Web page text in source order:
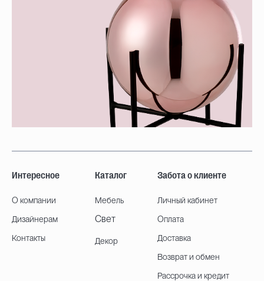
Интересное
О компании
Дизайнерам
Контакты
Каталог
Мебель
Свет
Декор
Забота о клиенте
Личный кабинет
Оплата
Доставка
Возврат и обмен
Рассрочка и кредит